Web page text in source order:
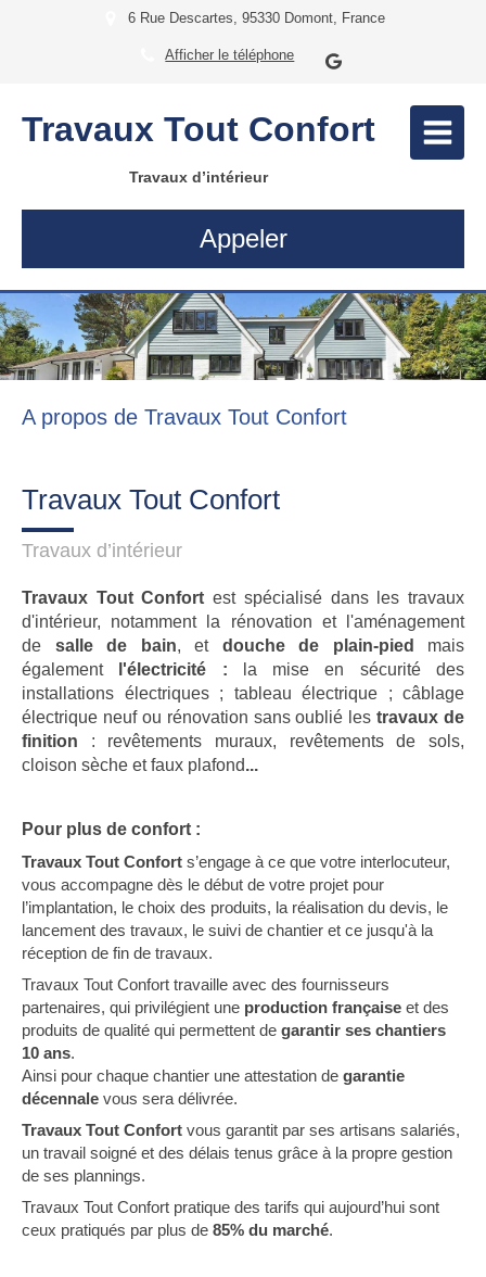
6 Rue Descartes, 95330 Domont, France
Afficher le téléphone
Travaux Tout Confort
Travaux d’intérieur
Appeler
A propos de Travaux Tout Confort
Travaux Tout Confort
Travaux d’intérieur
Travaux Tout Confort est spécialisé dans les travaux
d'intérieur, notamment la rénovation et l'aménagement
de salle de bain, et douche de plain-pied mais
également
l'électricité :
la mise en sécurité des
installations électriques ; tableau électrique ; câblage
électrique neuf ou rénovation sans oublié lestravaux de
finition : revêtements muraux, revêtements de sols,
cloison sèche et faux plafond...
Pour plus de confort :
Travaux Tout Confort s’engage à ce que votre interlocuteur,
vous accompagne dès le début de votre projet pour
l’implantation, le choix des produits, la réalisation du devis, le
lancement des travaux, le suivi de chantier et ce jusqu'à la
réception de fin de travaux.
Travaux Tout Confort travaille avec des fournisseurs
partenaires, qui privilégient une production française et des
produits de qualité qui permettent de garantir ses chantiers
10 ans.
Ainsi pour chaque chantier une attestation de garantie
décennale vous sera délivrée.
Travaux Tout Confort vous garantit par ses artisans salariés,
un travail soigné et des délais tenus grâce à la propre gestion
de ses plannings.
Travaux Tout Confort pratique des tarifs qui aujourd’hui sont
ceux pratiqués par plus de 85% du marché.